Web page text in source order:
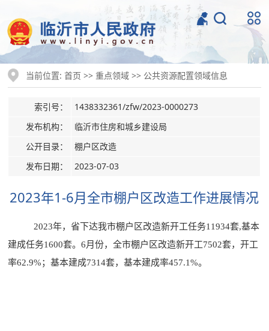
当前位置:首页 >>重点领域 >> 公共资源配置领域信息
索引号：
1438332361/zfw/2023-0000273
发布机构：
临沂市住房和城乡建设局
公开目录：
棚户区改造
发布日期：
2023-07-03
2023年1-6月全市棚户区改造工作进展情况
2023年，省下达我市棚户区改造新开工任务11934套,基本
建成任务1600套。6月份，全市棚户区改造新开工7502套，开工
率62.9%；基本建成7314套，基本建成率457.1%。